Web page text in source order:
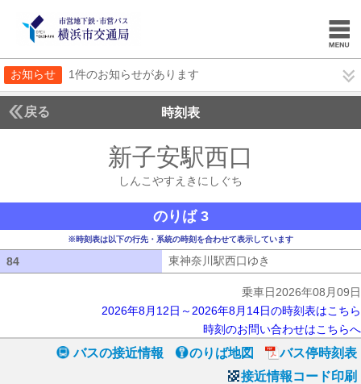
お知らせ 1件のお知らせがあります
戻る 時刻表
新子安駅西口
しんこやすえきにしぐち
のりば 3
※時刻表は以下の行先・系統の時刻を合わせて表示しています
84 東神奈川駅西口ゆき
乗車日2026年08月09日
2026年8月12日～2026年8月14日の時刻表はこちら
時刻のお問い合わせはこちらへ
バスの接近情報 のりば地図
バス停時刻表
接近情報コード印刷